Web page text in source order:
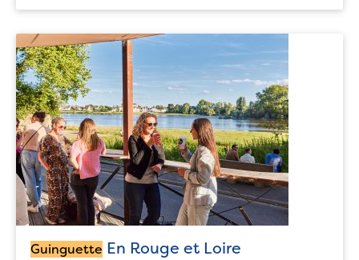
Guinguette En Rouge et Loire